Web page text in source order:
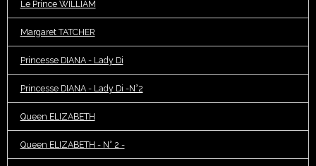
Le Prince WILLIAM
Margaret TATCHER
Princesse DIANA - Lady Di
Princesse DIANA - Lady Di -N°2
Queen ELIZABETH
Queen ELIZABETH - N° 2 -